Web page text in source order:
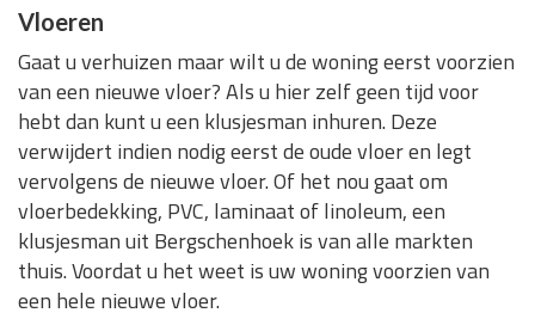
Vloeren
Gaat u verhuizen maar wilt u de woning eerst voorzien
van een nieuwe vloer? Als u hier zelf geen tijd voor
hebt dan kunt u een klusjesman inhuren. Deze
verwijdert indien nodig eerst de oude vloer en legt
vervolgens de nieuwe vloer. Of het nou gaat om
vloerbedekking, PVC, laminaat of linoleum, een
klusjesman uit Bergschenhoek is van alle markten
thuis. Voordat u het weet is uw woning voorzien van
een hele nieuwe vloer.